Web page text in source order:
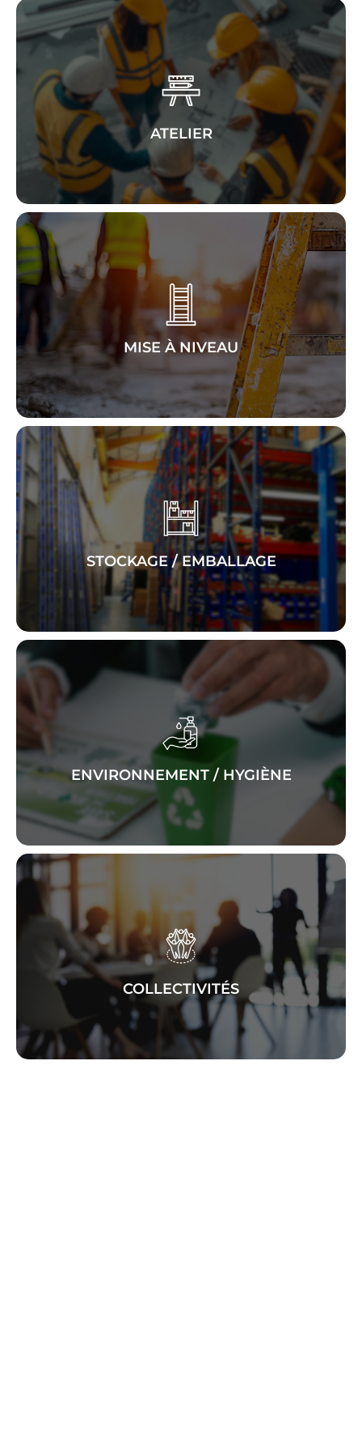
ATELIER
Aménagez vos
espaces de travail
avec notre sélection de
mobilier
rangements
et
équipements
pour
ateliers professionnels
MISE À NIVEAU
Équipez-vous
avec des solutions
adaptées pour
ajuster
stabiliser
et
optimiser
vos plateformes et postes
de travail !
STOCKAGE / EMBALLAGE
Organisez
,
protégez
et
expédiez
efficacement vos produits grâce à nos
solutions de
stockage
et d’
emballage
ENVIRONNEMENT / HYGIÈNE
Maintenez un environnement de
travail
et
conforme
entretien
, de
déchets
et d’
hygiène
COLLECTIVITÉS
Facilitez la
gestion
aménagement
des espaces publics avec notre
gamme dédiée aux
infrastructures
et
collectivités
!